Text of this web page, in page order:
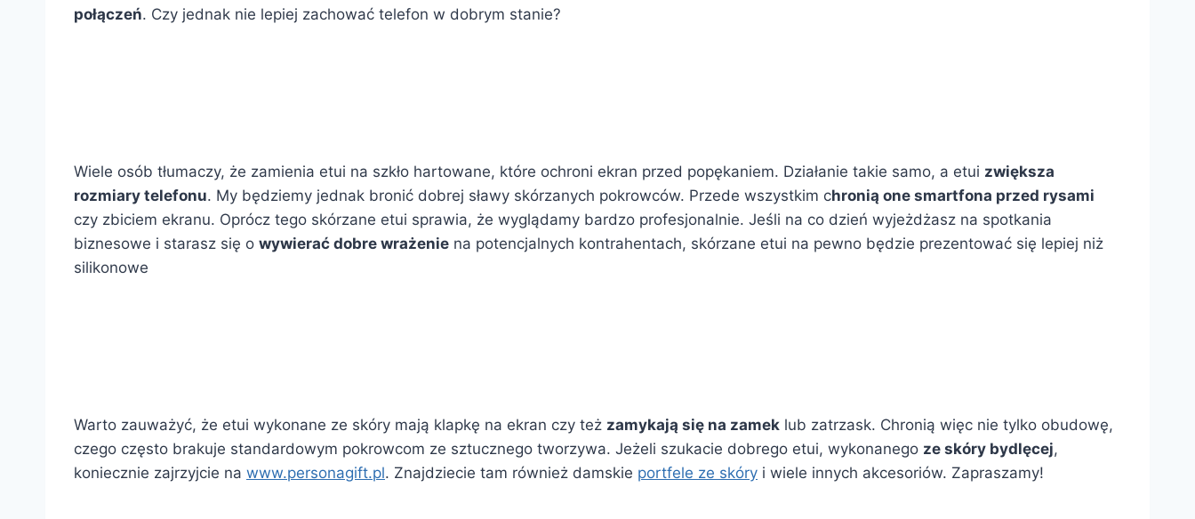
połączeń. Czy jednak nie lepiej zachować telefon w dobrym stanie?
Wiele osób tłumaczy, że zamienia etui na szkło hartowane, które ochroni ekran przed popękaniem. Działanie takie samo, a etui zwiększa
rozmiary telefonu. My będziemy jednak bronić dobrej sławy skórzanych pokrowców. Przede wszystkim chronią one smartfona przed rysami
czy zbiciem ekranu. Oprócz tego skórzane etui sprawia, że wyglądamy bardzo profesjonalnie. Jeśli na co dzień wyjeżdżasz na spotkania
biznesowe i starasz się o wywierać dobre wrażenie na potencjalnych kontrahentach, skórzane etui na pewno będzie prezentować się lepiej niż
silikonowe
Warto zauważyć, że etui wykonane ze skóry mają klapkę na ekran czy też zamykają się na zamek lub zatrzask. Chronią więc nie tylko obudowę,
czego często brakuje standardowym pokrowcom ze sztucznego tworzywa. Jeżeli szukacie dobrego etui, wykonanego ze skóry bydlęcej,
koniecznie zajrzyjcie na www.personagift.pl. Znajdziecie tam również damskie portfele ze skóry i wiele innych akcesoriów. Zapraszamy!